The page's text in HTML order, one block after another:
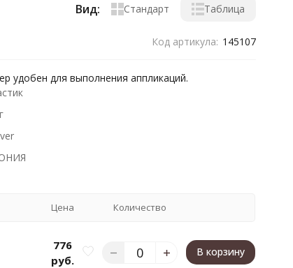
Вид: Стандарт Таблица
Код артикула: 145107
удобен для выполнения аппликаций.
Цена Количество
776
руб.
В корзину